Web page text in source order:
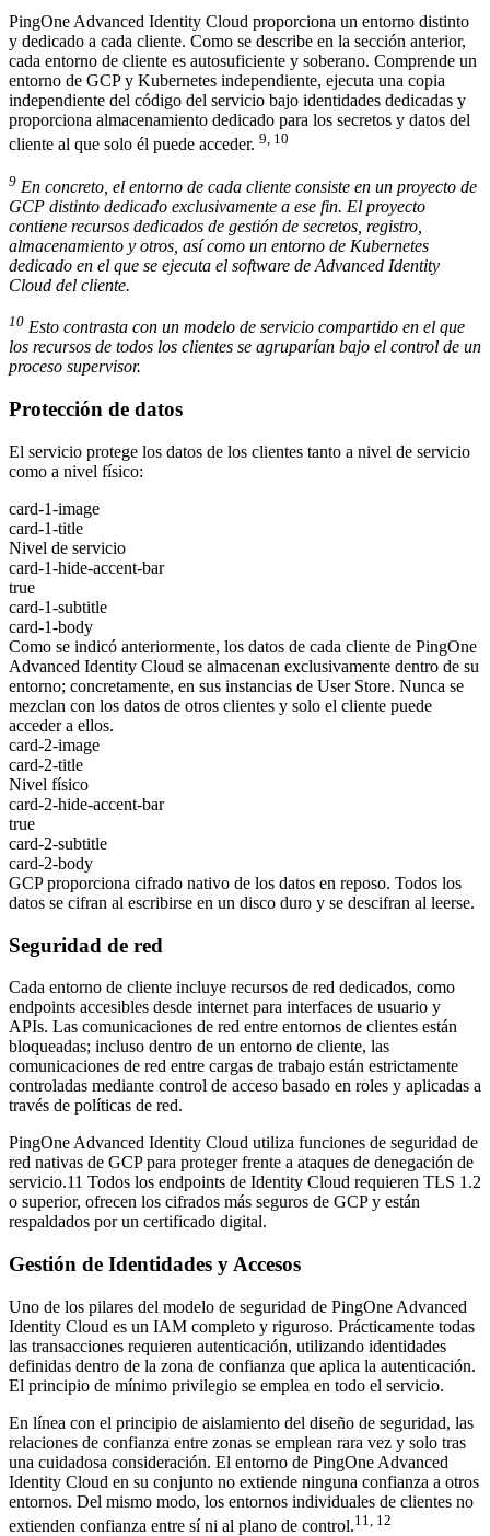
PingOne Advanced Identity Cloud proporciona un entorno distinto
y dedicado a cada cliente. Como se describe en la sección anterior,
cada entorno de cliente es autosuficiente y soberano. Comprende un
entorno de GCP y Kubernetes independiente, ejecuta una copia
independiente del código del servicio bajo identidades dedicadas y
proporciona almacenamiento dedicado para los secretos y datos del
cliente al que solo él puede acceder. 9, 10
9 En concreto, el entorno de cada cliente consiste en un proyecto de
GCP distinto dedicado exclusivamente a ese fin. El proyecto
contiene recursos dedicados de gestión de secretos, registro,
almacenamiento y otros, así como un entorno de Kubernetes
dedicado en el que se ejecuta el software de Advanced Identity
Cloud del cliente.
10 Esto contrasta con un modelo de servicio compartido en el que
los recursos de todos los clientes se agruparían bajo el control de un
proceso supervisor.
Protección de datos
El servicio protege los datos de los clientes tanto a nivel de servicio
como a nivel físico:
card-1-image
card-1-title
Nivel de servicio
card-1-hide-accent-bar
true
card-1-subtitle
card-1-body
Como se indicó anteriormente, los datos de cada cliente de PingOne
Advanced Identity Cloud se almacenan exclusivamente dentro de su
entorno; concretamente, en sus instancias de User Store. Nunca se
mezclan con los datos de otros clientes y solo el cliente puede
acceder a ellos.
card-2-image
card-2-title
Nivel físico
card-2-hide-accent-bar
true
card-2-subtitle
card-2-body
GCP proporciona cifrado nativo de los datos en reposo. Todos los
datos se cifran al escribirse en un disco duro y se descifran al leerse.
Seguridad de red
Cada entorno de cliente incluye recursos de red dedicados, como
endpoints accesibles desde internet para interfaces de usuario y
APIs. Las comunicaciones de red entre entornos de clientes están
bloqueadas; incluso dentro de un entorno de cliente, las
comunicaciones de red entre cargas de trabajo están estrictamente
controladas mediante control de acceso basado en roles y aplicadas a
través de políticas de red.
PingOne Advanced Identity Cloud utiliza funciones de seguridad de
red nativas de GCP para proteger frente a ataques de denegación de
servicio.11 Todos los endpoints de Identity Cloud requieren TLS 1.2
o superior, ofrecen los cifrados más seguros de GCP y están
respaldados por un certificado digital.
Gestión de Identidades y Accesos
Uno de los pilares del modelo de seguridad de PingOne Advanced
Identity Cloud es un IAM completo y riguroso. Prácticamente todas
las transacciones requieren autenticación, utilizando identidades
definidas dentro de la zona de confianza que aplica la autenticación.
El principio de mínimo privilegio se emplea en todo el servicio.
En línea con el principio de aislamiento del diseño de seguridad, las
relaciones de confianza entre zonas se emplean rara vez y solo tras
una cuidadosa consideración. El entorno de PingOne Advanced
Identity Cloud en su conjunto no extiende ninguna confianza a otros
entornos. Del mismo modo, los entornos individuales de clientes no
extienden confianza entre sí ni al plano de control.11, 12